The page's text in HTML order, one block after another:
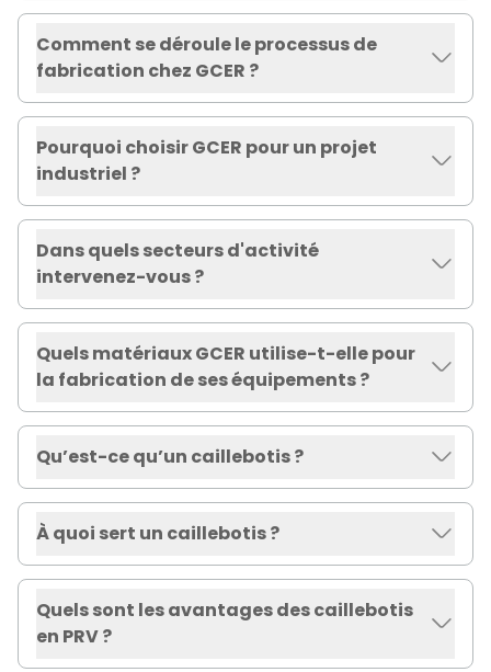
Comment se déroule le processus de
fabrication chez GCER ?
Pourquoi choisir GCER pour un projet
industriel ?
Dans quels secteurs d'activité
intervenez-vous ?
Quels matériaux GCER utilise-t-elle pour
la fabrication de ses équipements ?
Qu’est-ce qu’un caillebotis ?
À quoi sert un caillebotis ?
Quels sont les avantages des caillebotis
en PRV ?